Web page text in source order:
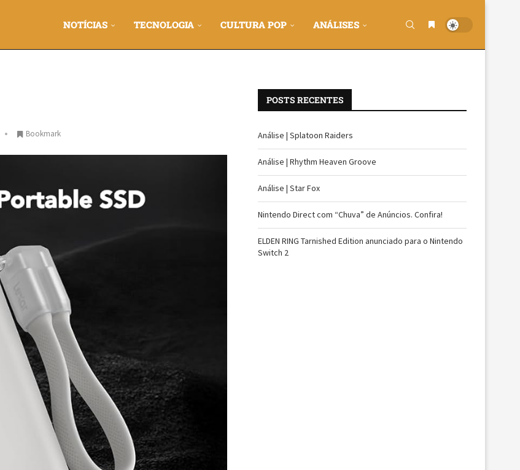
NOTÍCIAS TECNOLOGIA CULTURA POP ANÁLISES
Bookmark
POSTS RECENTES
Análise | Splatoon Raiders
Análise | Rhythm Heaven Groove
Análise | Star Fox
Nintendo Direct com “Chuva” de Anúncios. Confira!
ELDEN RING Tarnished Edition anunciado para o Nintendo
Switch 2